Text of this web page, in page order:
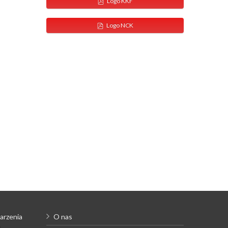
Logo NCK
O nas